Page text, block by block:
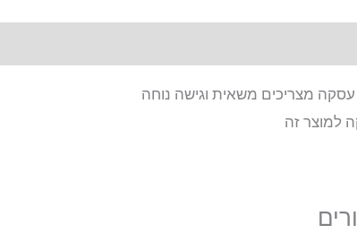
מצריכים משאית וגישה נוחה
למוצר זה